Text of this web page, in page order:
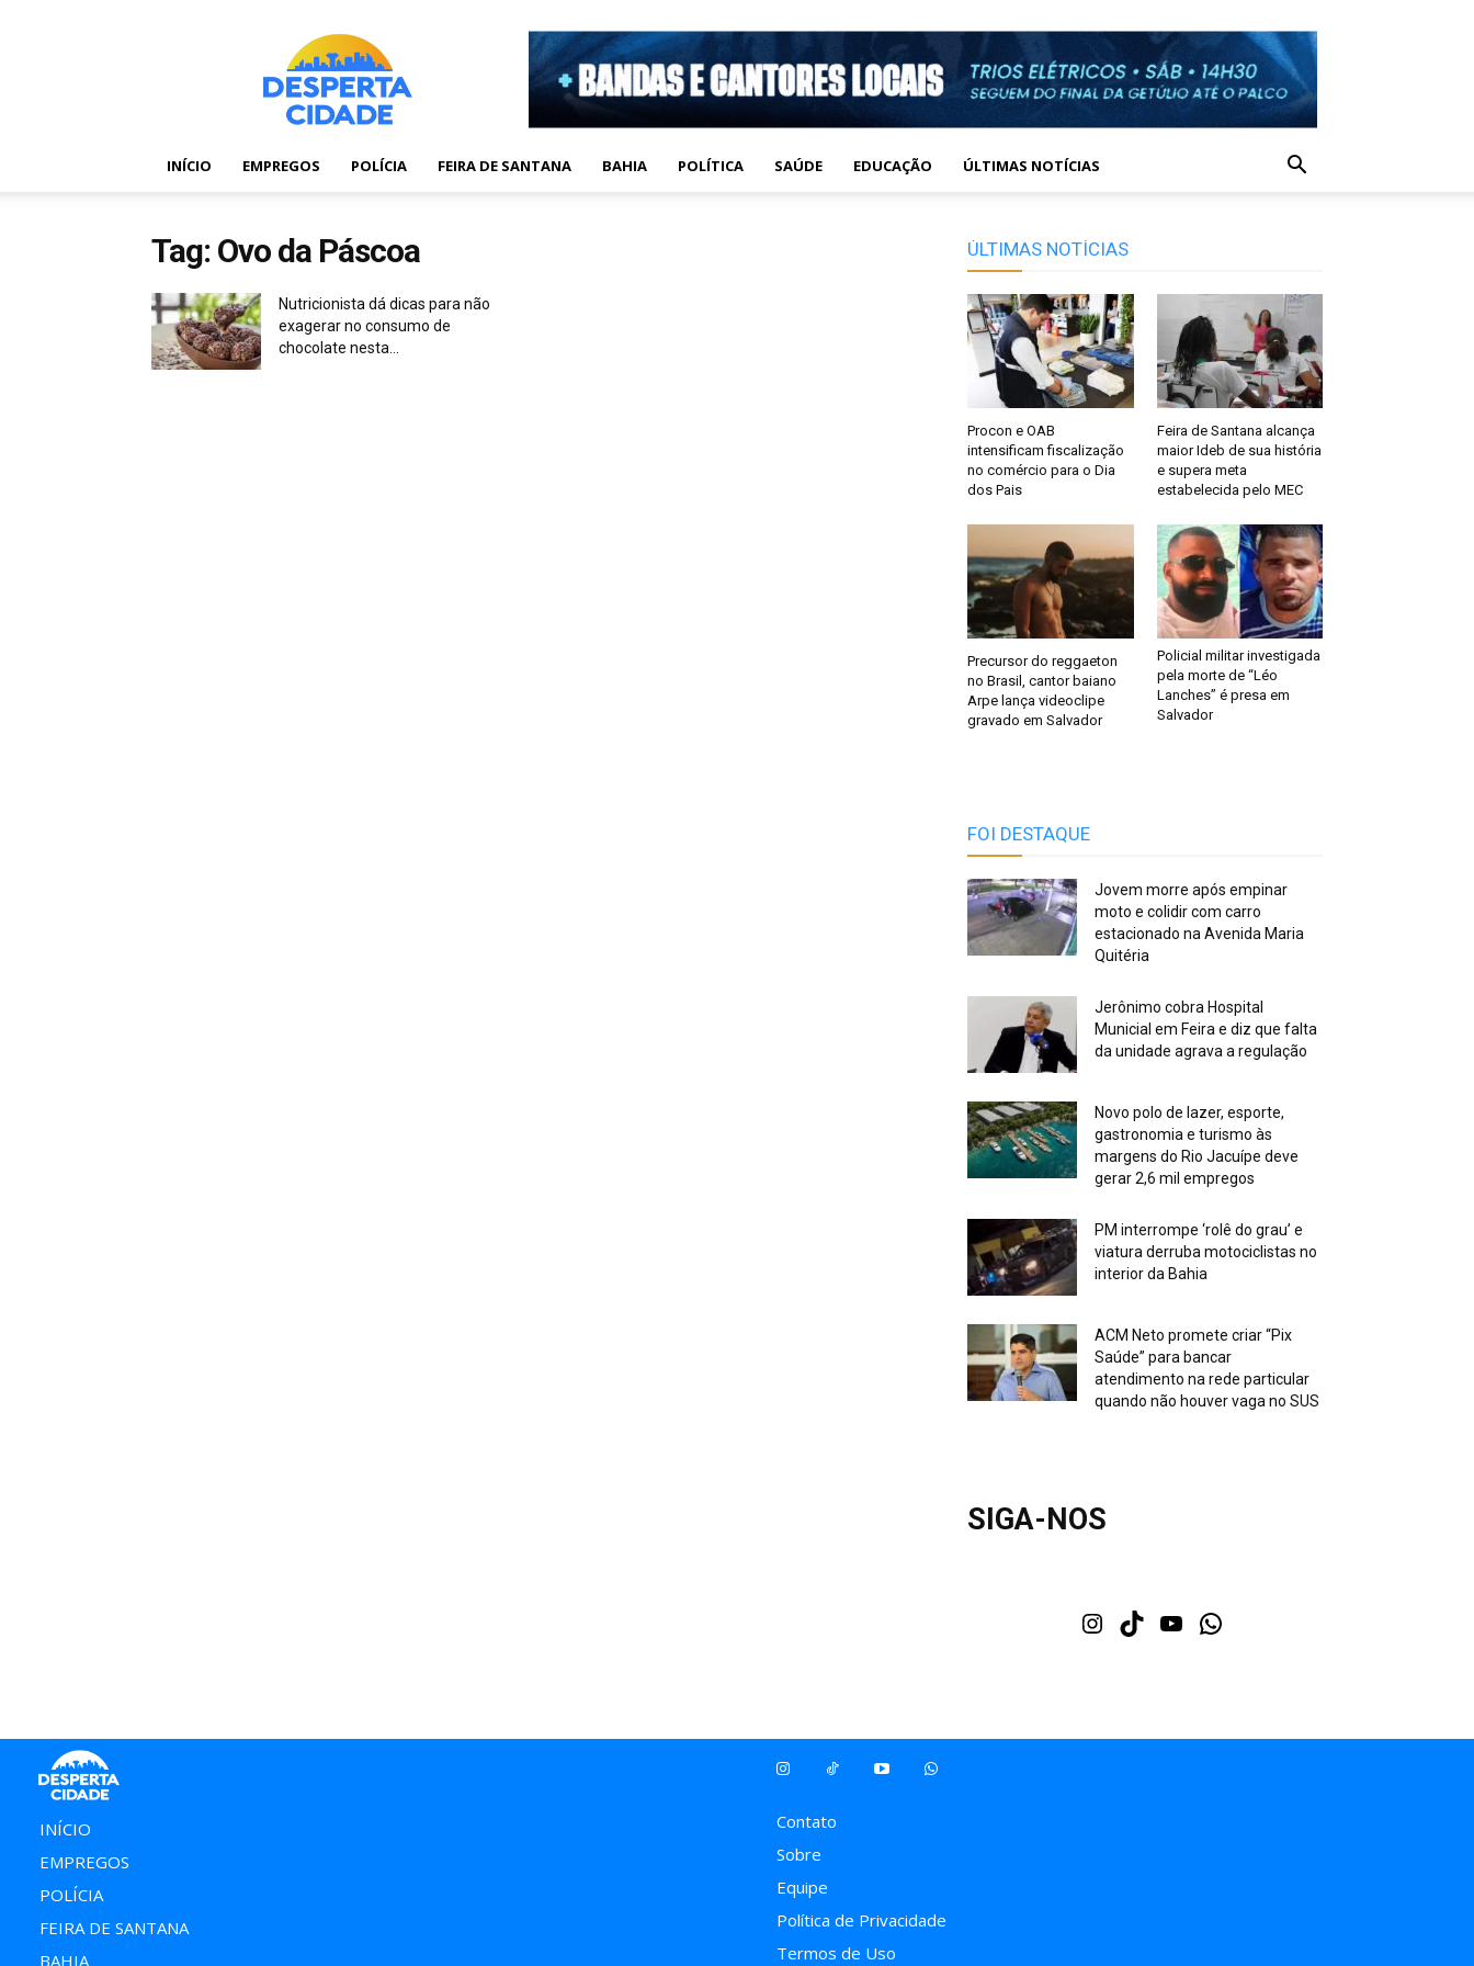
Desperta
Cidade
–
Portal
notícias
Santana
Bahia
INÍCIO EMPREGOS POLÍCIA FEIRA DE SANTANA BAHIA POLÍTICA SAÚDE EDUCAÇÃO ÚLTIMAS NOTÍCIAS
Tag: Ovo da Páscoa
Nutricionista dá dicas para não
exagerar no consumo de
chocolate nesta...
ÚLTIMAS NOTÍCIAS
Procon e OAB
intensificam fiscalização
no comércio para o Dia
dos Pais
Feira de Santana alcança
maior Ideb de sua história
e supera meta
estabelecida pelo MEC
Precursor do reggaeton
no Brasil, cantor baiano
Arpe lança videoclipe
gravado em Salvador
Policial militar investigada
pela morte de “Léo
Lanches” é presa em
Salvador
FOI DESTAQUE
Jovem morre após empinar
moto e colidir com carro
estacionado na Avenida Maria
Quitéria
Jerônimo cobra Hospital
Municial em Feira e diz que falta
da unidade agrava a regulação
Novo polo de lazer, esporte,
gastronomia e turismo às
margens do Rio Jacuípe deve
gerar 2,6 mil empregos
PM interrompe ‘rolê do grau’ e
viatura derruba motociclistas no
interior da Bahia
ACM Neto promete criar “Pix
Saúde” para bancar
atendimento na rede particular
quando não houver vaga no SUS
SIGA-NOS
Instagram
TikTok Youtube
INÍCIO
EMPREGOS
POLÍCIA
FEIRA DE SANTANA
BAHIA
Contato
Sobre
Equipe
Política de Privacidade
Termos de Uso